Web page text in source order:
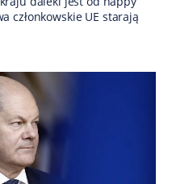
członkowskie UE starają